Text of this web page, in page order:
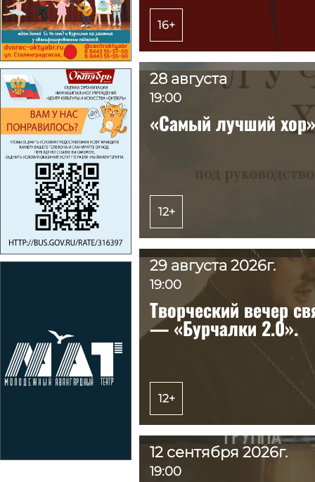
16+
16+
28 августа
19:00
«Самый лучший хор»
12+
28 августа
19:00
«Самый лучший хор»
12+
29 августа 2026г.
19:00
Творческий вечер
— «Бурчалки 2.0».
12+
29 августа 2026г.
19:00
Творческий вечер
— «Бурчалки 2.0».
12+
12 сентября 2026г.
19:00
12 сентября 2026г.
19:00